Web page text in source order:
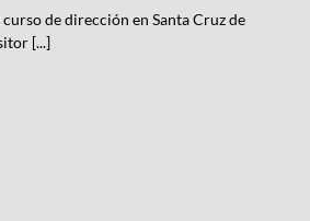
de dirección en Santa Cruz de
[...]